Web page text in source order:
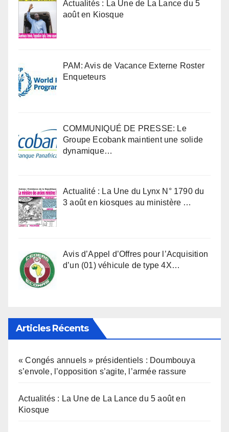
Actualités : La Une de La Lance du 5
août en Kiosque
PAM: Avis de Vacance Externe Roster
Enqueteurs
COMMUNIQUÉ DE PRESSE: Le
Groupe Ecobank maintient une solide
dynamique…
Actualité : La Une du Lynx N° 1790 du
3 août en kiosques au ministère …
Avis d’Appel d’Offres pour l’Acquisition
d’un (01) véhicule de type 4X…
Articles Récents
« Congés annuels » présidentiels : Doumbouya
s’envole, l’opposition s’agite, l’armée rassure
Actualités : La Une de La Lance du 5 août en
Kiosque